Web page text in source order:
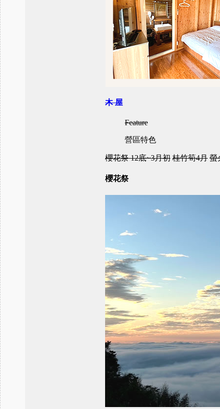
木 屋
Feature
營區特色
櫻花祭 12底~3月初 桂竹筍4月 螢
櫻花祭